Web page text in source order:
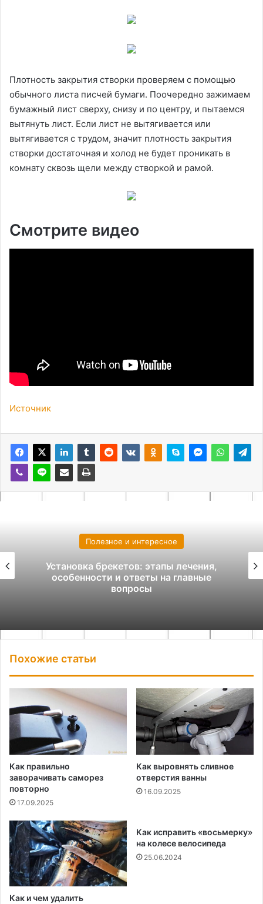
Плотность закрытия створки проверяем с помощью
обычного листа писчей бумаги. Поочередно зажимаем
бумажный лист сверху, снизу и по центру, и пытаемся
вытянуть лист. Если лист не вытягивается или
вытягивается с трудом, значит плотность закрытия
створки достаточная и холод не будет проникать в
комнату сквозь щели между створкой и рамой.
Смотрите видео
Источник
Полезное и интересное
Лучшие пляжные курорты для отдыха на
море: где провести идеальный отпуск
Похожие статьи
Как правильно
заворачивать саморез
повторно
17.09.2025
Как выровнять сливное
отверстия ванны
16.09.2025
Как и чем удалить
Как исправить «восьмерку»
на колесе велосипеда
25.06.2024